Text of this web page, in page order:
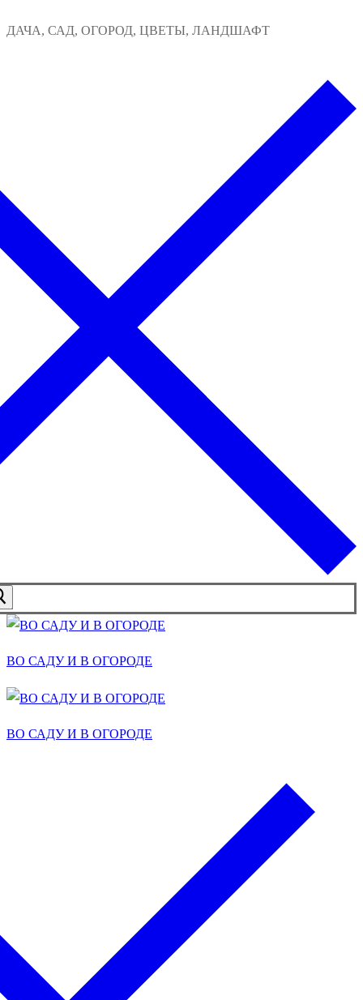
к
ДАЧА, САД, ОГОРОД, ЦВЕТЫ, ЛАНДШАФТ
ВО САДУ И В ОГОРОДЕ
ВО САДУ И В ОГОРОДЕ